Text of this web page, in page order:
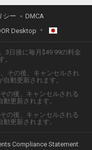
シー
DMCA
Desktop
3日後に毎月$49.99の料金
。
その後、キャンセルされ
動更新されます。
の後、キャンセルされる
更新されます。
の後、キャンセルされる
更新されます。
Compliance Statement.